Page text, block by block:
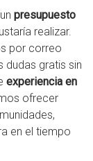
presupuesto
realizar.
por correo
dudas gratis sin
experiencia en
ofrecer
en el tiempo